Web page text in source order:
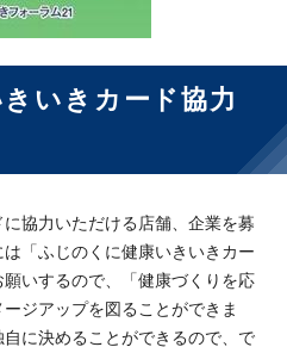
いきカード協力
協力いただける店舗、企業を募
「ふじのくに健康いきいきカー
願いするので、「健康づくりを応
ジアップを図ることができま
に決めることができるので、で